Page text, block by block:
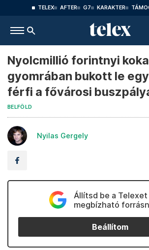
TELEX AFTER G7 KARAKTER
Nyolcmillió forintnyi
gyomrában bukott le
férfi a fővárosi
BELFÖLD
Nyilas Gergely
Állítsd be a Telexet
megbízható
Beállítom